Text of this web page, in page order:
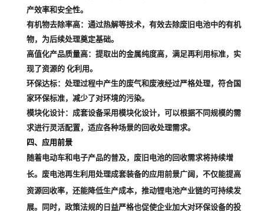
产效率和安全性。
有机物去除率高：通过热解等技术，有效去除废旧电池中的有机
物，为后续处理奠定基础。
高值化产品质量高：提取出的金属纯度高，满足再利用标准，实
现了资源的 化利用。
环保达标：处理过程中产生的废气和废液经过严格处理，符合国
家环保标准，减少了对环境的污染。
模块化设计：成套设备采用模块化设计，可以根据不同规模的需
求进行灵活配置，适应各种场景的回收处理需求。
四、应用前景
随着电动车和电子产品的普及，废旧电池的回收需求将持续增
长。废电池再生利用处理成套装备的应用前景广阔，不仅能提高
资源回收率，还能降低生产成本，推动锂电池产业链的可持续发
展。同时，政策法规的日益严格也促使企业加大对环保设备的投